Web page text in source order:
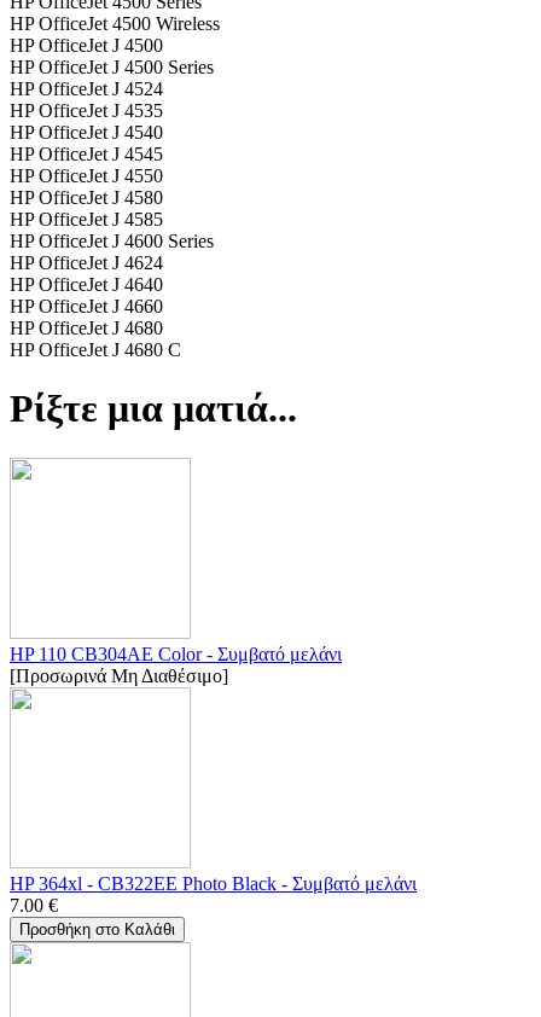
HP OfficeJet 4500 Wireless
HP OfficeJet J 4500
HP OfficeJet J 4500 Series
HP OfficeJet J 4524
HP OfficeJet J 4535
HP OfficeJet J 4540
HP OfficeJet J 4545
HP OfficeJet J 4550
HP OfficeJet J 4580
HP OfficeJet J 4585
HP OfficeJet J 4600 Series
HP OfficeJet J 4624
HP OfficeJet J 4640
HP OfficeJet J 4660
HP OfficeJet J 4680
HP OfficeJet J 4680 C
Ρίξτε μια ματιά...
HP 110 CB304AE Color - Συμβατό μελάνι
[Προσωρινά Μη Διαθέσιμο]
HP 364xl - CB322EE Photo Black - Συμβατό μελάνι
7.00 €
Προσθήκη στο Καλάθι